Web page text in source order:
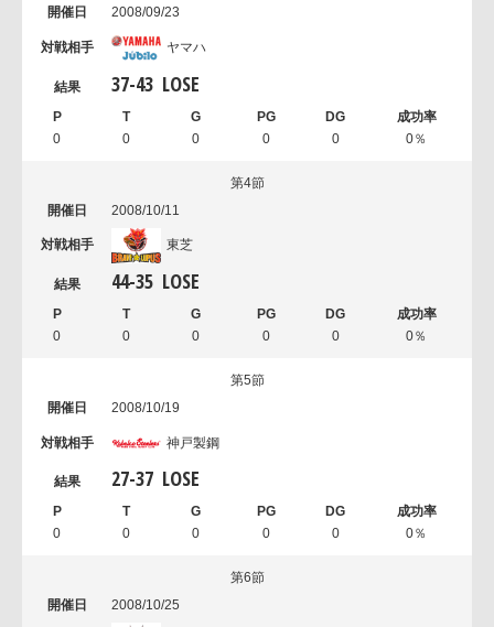
2008/09/23
ヤマハ
37-43 LOSE
0 0 0 0 0 0％
第4節
2008/10/11
東芝
44-35 LOSE
0 0 0 0 0 0％
第5節
2008/10/19
神戸製鋼
27-37 LOSE
0 0 0 0 0 0％
第6節
2008/10/25